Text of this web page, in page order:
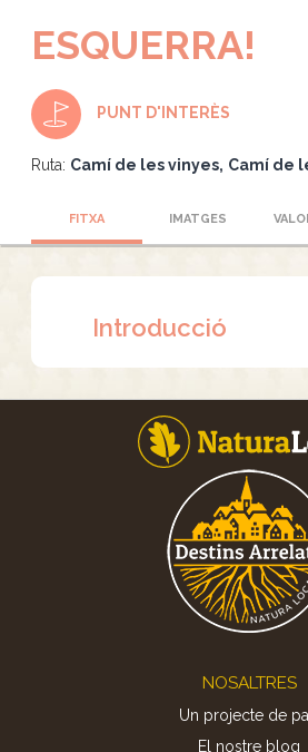
ESQUERRA!
PUNT D'INTERÈS
Ruta: Camí de les vinyes Camí de
FITXA IMATGES
Introducció
NOSALTRES
Un projecte de
El nostre blog